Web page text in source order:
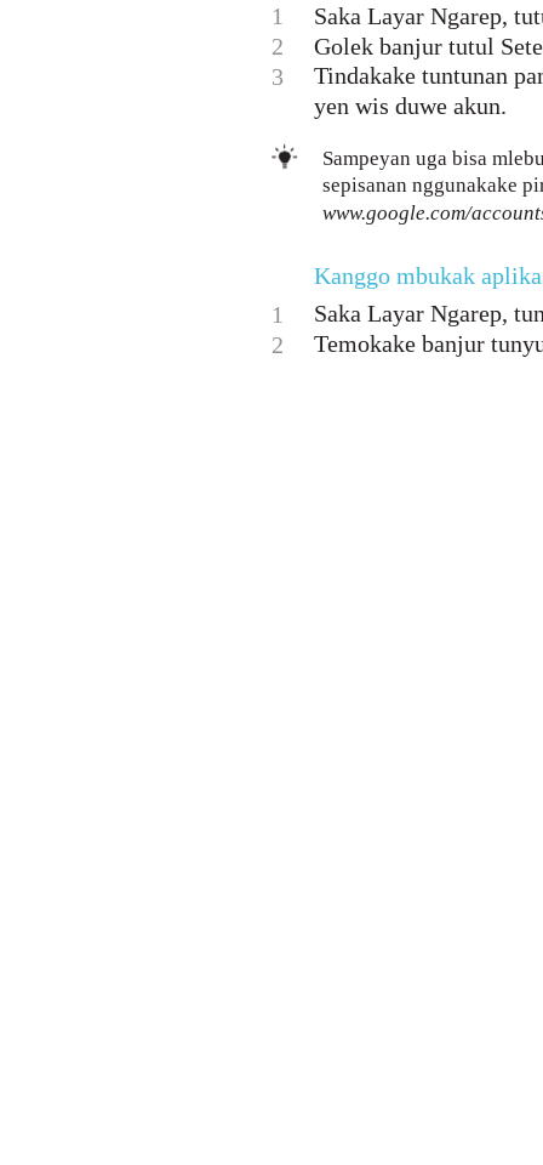
1
Saka Layar Ngarep,
2
Golek banjur tutul
3
Tindakake tuntunan
yen wis duwe akun.
Sampeyan uga bisa
sepisanan nggunakake
www.google.com/
Kanggo mbukak
1
Saka Layar Ngarep,
2
Temokake banjur